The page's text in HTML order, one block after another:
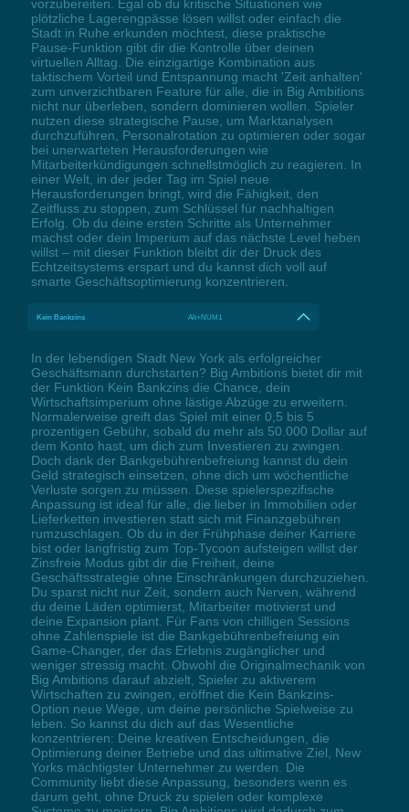
vorzubereiten. Egal ob du kritische Situationen wie
plötzliche Lagerengpässe lösen willst oder einfach die
Stadt in Ruhe erkunden möchtest, diese praktische
Pause-Funktion gibt dir die Kontrolle über deinen
virtuellen Alltag. Die einzigartige Kombination aus
taktischem Vorteil und Entspannung macht 'Zeit anhalten'
zum unverzichtbaren Feature für alle, die in Big Ambitions
nicht nur überleben, sondern dominieren wollen. Spieler
nutzen diese strategische Pause, um Marktanalysen
durchzuführen, Personalrotation zu optimieren oder sogar
bei unerwarteten Herausforderungen wie
Mitarbeiterkündigungen schnellstmöglich zu reagieren. In
einer Welt, in der jeder Tag im Spiel neue
Herausforderungen bringt, wird die Fähigkeit, den
Zeitfluss zu stoppen, zum Schlüssel für nachhaltigen
Erfolg. Ob du deine ersten Schritte als Unternehmer
machst oder dein Imperium auf das nächste Level heben
willst – mit dieser Funktion bleibt dir der Druck des
Echtzeitsystems erspart und du kannst dich voll auf
smarte Geschäftsoptimierung konzentrieren.
Kein Bankzins Alt+NUM1
In der lebendigen Stadt New York als erfolgreicher
Geschäftsmann durchstarten? Big Ambitions bietet dir mit
der Funktion Kein Bankzins die Chance, dein
Wirtschaftsimperium ohne lästige Abzüge zu erweitern.
Normalerweise greift das Spiel mit einer 0,5 bis 5
prozentigen Gebühr, sobald du mehr als 50.000 Dollar auf
dem Konto hast, um dich zum Investieren zu zwingen.
Doch dank der Bankgebührenbefreiung kannst du dein
Geld strategisch einsetzen, ohne dich um wöchentliche
Verluste sorgen zu müssen. Diese spielerspezifische
Anpassung ist ideal für alle, die lieber in Immobilien oder
Lieferketten investieren statt sich mit Finanzgebühren
rumzuschlagen. Ob du in der Frühphase deiner Karriere
bist oder langfristig zum Top-Tycoon aufsteigen willst der
Zinsfreie Modus gibt dir die Freiheit, deine
Geschäftsstrategie ohne Einschränkungen durchzuziehen.
Du sparst nicht nur Zeit, sondern auch Nerven, während
du deine Läden optimierst, Mitarbeiter motivierst und
deine Expansion plant. Für Fans von chilligen Sessions
ohne Zahlenspiele ist die Bankgebührenbefreiung ein
Game-Changer, der das Erlebnis zugänglicher und
weniger stressig macht. Obwohl die Originalmechanik von
Big Ambitions darauf abzielt, Spieler zu aktiverem
Wirtschaften zu zwingen, eröffnet die Kein Bankzins-
Option neue Wege, um deine persönliche Spielweise zu
leben. So kannst du dich auf das Wesentliche
konzentrieren: Deine kreativen Entscheidungen, die
Optimierung deiner Betriebe und das ultimative Ziel, New
Yorks mächtigster Unternehmer zu werden. Die
Community liebt diese Anpassung, besonders wenn es
darum geht, ohne Druck zu spielen oder komplexe